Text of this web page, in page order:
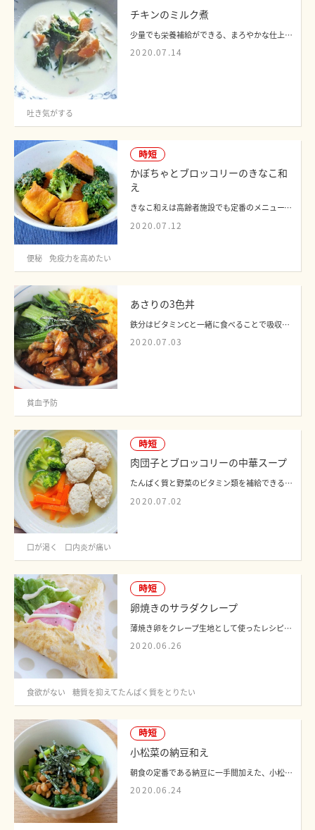
チキンのミルク煮
少量でも栄養補給ができる、まろやかな仕上がりのミルク煮です。吐き気がするときにも...
2020.07.14
吐き気がする
時短
かぼちゃとブロッコリーのきなこ和
え
きなこ和えは高齢者施設でも定番のメニューで、いろいろな野菜で提供していました。か...
2020.07.12
便秘 免疫力を高めたい
あさりの3色丼
鉄分はビタミンCと一緒に食べることで吸収が良くなるといわれており、鉄分の豊富なあさ...
2020.07.03
貧血予防
時短
肉団子とブロッコリーの中華スープ
たんぱく質と野菜のビタミン類を補給できるまろやかなスープです。豆腐入りのふんわり...
2020.07.02
口が渇く 口内炎が痛い
時短
卵焼きのサラダクレープ
薄焼き卵をクレープ生地として使ったレシピです。おかずとしてだけでなく、おやつにも...
2020.06.26
食欲がない 糖質を抑えてたんぱく質をとりたい
時短
小松菜の納豆和え
朝食の定番である納豆に一手間加えた、小松菜の鮮やかな緑としゃきしゃきとした食感が...
2020.06.24